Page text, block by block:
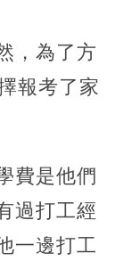
，為了方
報考了家
費是他們
過打工經
一邊打工